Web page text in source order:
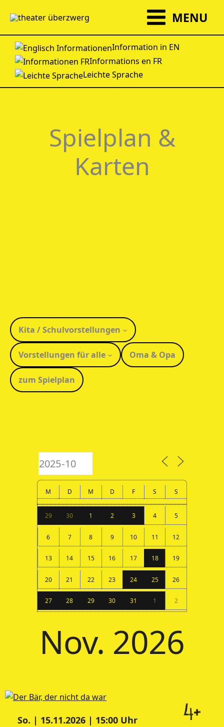
Inhalt
springen
MENU
Information in EN
Informations en FR
Leichte Sprache
Spielplan &
Karten
Kita / Schulvorstellungen
Vorstellungen für alle Oma & Opa
zum Spielplan
M D M D F S S
29 30 1 2 3 4 5
6 7 8 9 10 11 12
13 14 15 16 17 18 19
20 21 22 23 24 25 26
27 28 29 30 31 1 2
Nov. 2026
4+
So. | 15.11.2026 | 15:00 Uhr